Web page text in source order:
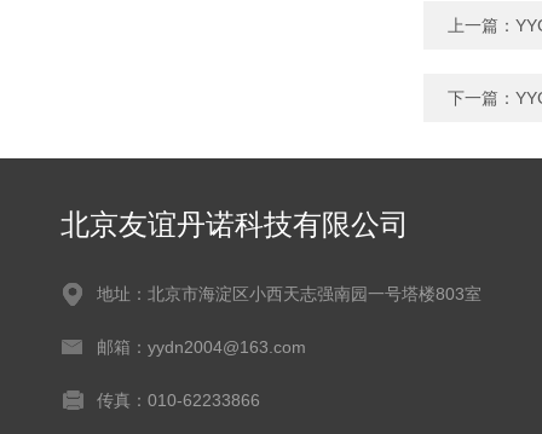
上一篇：
下一篇：
北京友谊丹诺科技有限公司
地址：北京市海淀区小西天志强南园一号塔楼803室
邮箱：yydn2004@163.com
传真：010-62233866